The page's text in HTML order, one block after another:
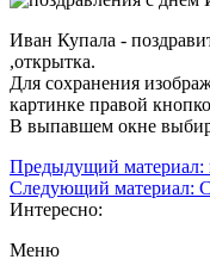
Иван Купала -
,открытка.
Для сохранения
картинке правой
В выпавшем окне
Предыдущий материал:
Следующий материал:
Интересно:
Меню